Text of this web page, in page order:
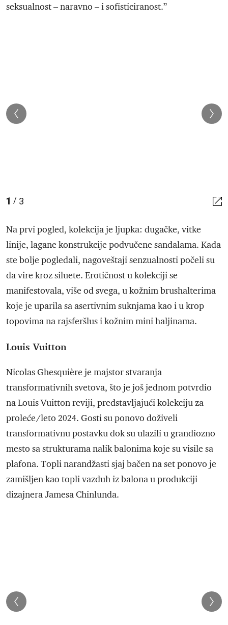
seksualnost – naravno – i sofisticiranost.”
1 / 3
Na prvi pogled, kolekcija je ljupka: dugačke, vitke
linije, lagane konstrukcije podvučene sandalama. Kada
ste bolje pogledali, nagoveštaji senzualnosti počeli su
da vire kroz siluete. Erotičnost u kolekciji se
manifestovala, više od svega, u kožnim brushalterima
koje je uparila sa asertivnim suknjama kao i u krop
topovima na rajsferšlus i kožnim mini haljinama.
Louis Vuitton
Nicolas Ghesquière je majstor stvaranja
transformativnih svetova, što je još jednom potvrdio
na Louis Vuitton reviji, predstavljajući kolekciju za
proleće/leto 2024. Gosti su ponovo doživeli
transformativnu postavku dok su ulazili u grandiozno
mesto sa strukturama nalik balonima koje su visile sa
plafona. Topli narandžasti sjaj bačen na set ponovo je
zamišljen kao topli vazduh iz balona u produkciji
dizajnera Jamesa Chinlunda.